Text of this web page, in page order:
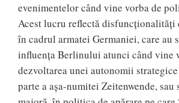
evenimentelor când vine vorba de
Acest lucru reflectă disfuncționalități
în cadrul armatei Germaniei, care au
influența Berlinului atunci când vine
dezvoltarea unei autonomii
parte a așa-numitei Zeitenwende, sau